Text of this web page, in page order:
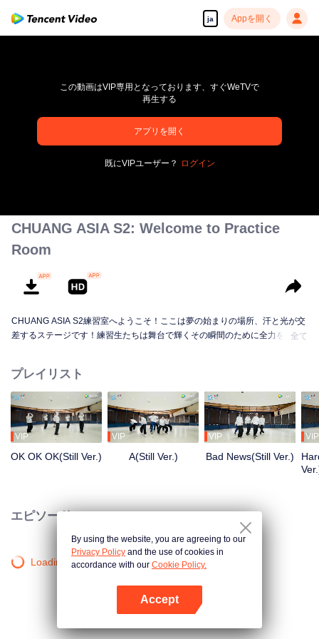
ja Appを開く
pay limit
エラーコード: 70013083.-1-8adecc0fd58b18cd81bb47c0b39c8e48
この動画はVIP専用となっております、すぐWeTVで
再生する
アプリを開く
既にVIPユーザー？ ログイン
CHUANG ASIA S2: Welcome to Practice
Room
CHUANG ASIA S2練習室へようこそ！ここは夢の始まりの場所、汗と光が交
差するステージです！練習生たちは舞台で輝くその瞬間のために全力を尽く
全て
プレイリスト
VIP
OK OK OK(Still Ver.)
VIP
A(Still Ver.)
VIP
Bad News(Still Ver.)
VIP
エピソード
Loading…
By using the website, you are agreeing to our
Privacy Policy and the use of cookies in
accordance with our Cookie Policy.
Accept